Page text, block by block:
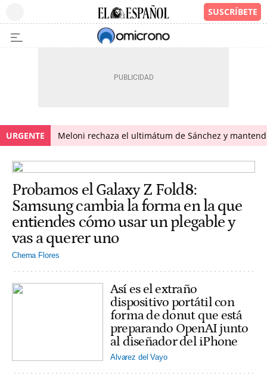
URGENTE Meloni rechaza el ultimátum de Sánchez y
Probamos el Galaxy Z Fold8:
Samsung cambia la forma en la que
entiendes cómo usar un plegable y
vas a querer uno
Chema Flores
Así es el extraño
dispositivo portátil con
forma de donut que está
preparando OpenAI junto
al diseñador del iPhone
Alvarez del Vayo